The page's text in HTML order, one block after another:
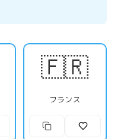
🇫🇷
フランス